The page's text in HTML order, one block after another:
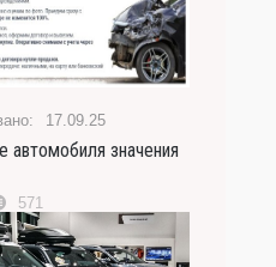
17.09.25
автомобиля значения
571